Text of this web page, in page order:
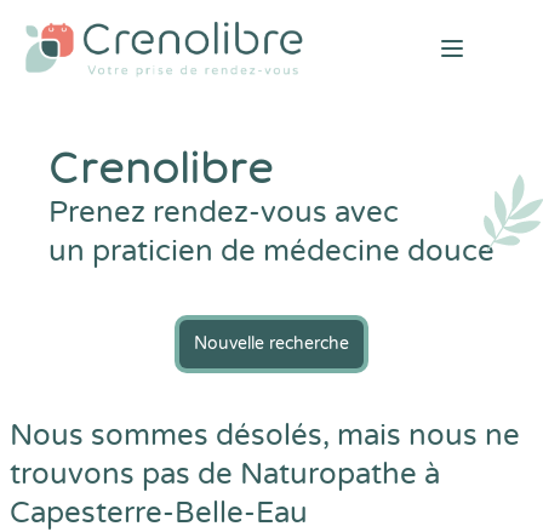
Open
Crenolibre
Prenez rendez-vous avec
un praticien de médecine douce
Nouvelle recherche
Nous sommes désolés, mais nous ne
trouvons pas de Naturopathe à
Capesterre-Belle-Eau